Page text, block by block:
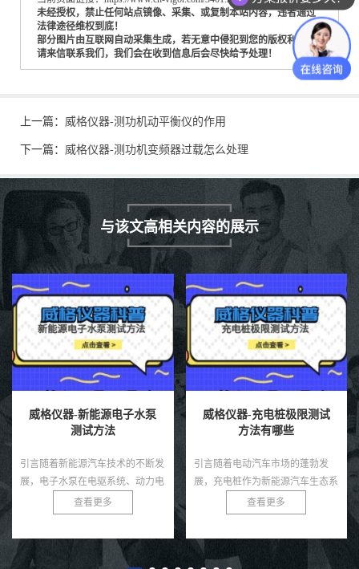
未经授权，禁止任何站点镜像、采集、或复制本站内容，违者通过
法律途径维权到底！
部分图片由互联网自动采集生成，若无意中侵犯到您的版权利益，
请来信联系我们，我们会在收到信息后会尽快给予处理！
上一篇： 威格仪器-测功机动平衡仪的作用
下一篇： 威格仪器-测功机变频器过载怎么处理
与该文高相关内容的展示
威格仪器-新能源电子水泵
测试方法
引言随着新能源汽车技术的不断发
展，电子水泵在电驱系统、动力电
池、热管理模块等环节中起着至关
重要的冷却作用。相比传统机械水
查看更多
威格仪器-充电桩极限测试
方法有哪些
引言随着电动汽车市场的蓬勃发
展，充电桩作为新能源汽车生态系
统的核心基础设施，其性能和可靠
性直接影响用户体验和电网安全。
低...
查看更多